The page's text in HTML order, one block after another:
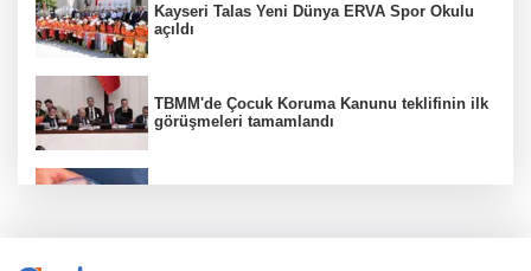
Kayseri Talas Yeni Dünya ERVA Spor Okulu
açıldı
TBMM'de Çocuk Koruma Kanunu teklifinin ilk
görüşmeleri tamamlandı